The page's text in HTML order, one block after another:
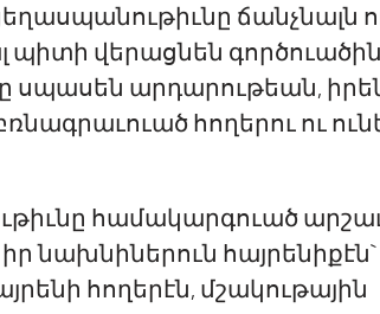
ճանչնալն
պիտի վերացնեն գործուածին
սպասեն արդարութեան,
հողերու ու
համակարգուած
նախնիներուն հայրենիքէն`
հողերէն, մշակութային